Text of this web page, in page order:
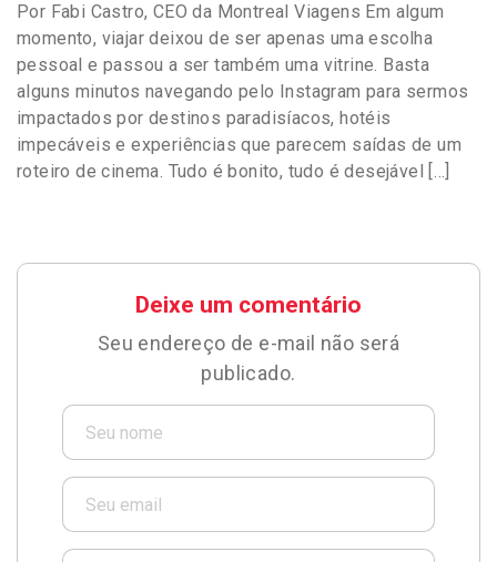
Por Fabi Castro, CEO da Montreal Viagens Em algum
momento, viajar deixou de ser apenas uma escolha
pessoal e passou a ser também uma vitrine. Basta
alguns minutos navegando pelo Instagram para sermos
impactados por destinos paradisíacos, hotéis
impecáveis e experiências que parecem saídas de um
roteiro de cinema. Tudo é bonito, tudo é desejável […]
Deixe um comentário
Seu endereço de e-mail não será
publicado.